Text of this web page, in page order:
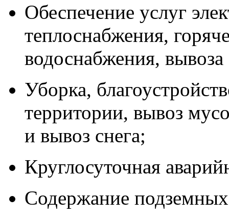
Обеспечение услуг
теплоснабжения,
водоснабжения,
Уборка,
территории, вывоз
и вывоз снега;
Круглосуточная
Содержание